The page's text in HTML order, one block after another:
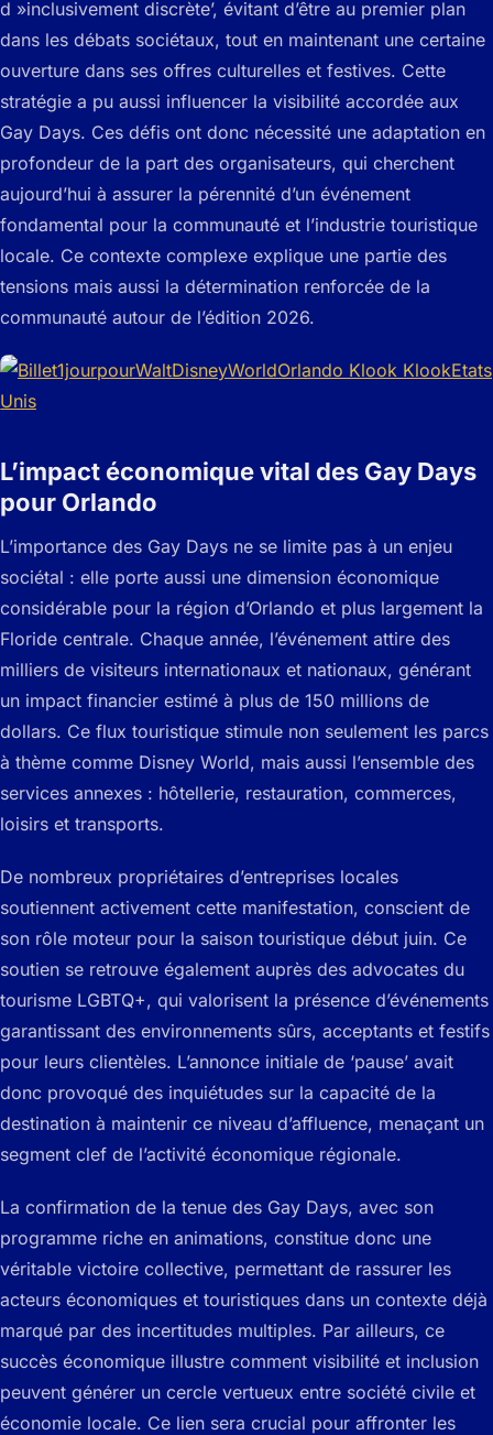
d »inclusivement discrète’, évitant d’être au premier plan
dans les débats sociétaux, tout en maintenant une certaine
ouverture dans ses offres culturelles et festives. Cette
stratégie a pu aussi influencer la visibilité accordée aux
Gay Days. Ces défis ont donc nécessité une adaptation en
profondeur de la part des organisateurs, qui cherchent
aujourd’hui à assurer la pérennité d’un événement
fondamental pour la communauté et l’industrie touristique
locale. Ce contexte complexe explique une partie des
tensions mais aussi la détermination renforcée de la
communauté autour de l’édition 2026.
L’impact économique vital des Gay Days
pour Orlando
L’importance des Gay Days ne se limite pas à un enjeu
sociétal : elle porte aussi une dimension économique
considérable pour la région d’Orlando et plus largement la
Floride centrale. Chaque année, l’événement attire des
milliers de visiteurs internationaux et nationaux, générant
un impact financier estimé à plus de 150 millions de
dollars. Ce flux touristique stimule non seulement les parcs
à thème comme Disney World, mais aussi l’ensemble des
services annexes : hôtellerie, restauration, commerces,
loisirs et transports.
De nombreux propriétaires d’entreprises locales
soutiennent activement cette manifestation, conscient de
son rôle moteur pour la saison touristique début juin. Ce
soutien se retrouve également auprès des advocates du
tourisme LGBTQ+, qui valorisent la présence d’événements
garantissant des environnements sûrs, acceptants et festifs
pour leurs clientèles. L’annonce initiale de ‘pause’ avait
donc provoqué des inquiétudes sur la capacité de la
destination à maintenir ce niveau d’affluence, menaçant un
segment clef de l’activité économique régionale.
La confirmation de la tenue des Gay Days, avec son
programme riche en animations, constitue donc une
véritable victoire collective, permettant de rassurer les
acteurs économiques et touristiques dans un contexte déjà
marqué par des incertitudes multiples. Par ailleurs, ce
succès économique illustre comment visibilité et inclusion
peuvent générer un cercle vertueux entre société civile et
économie locale. Ce lien sera crucial pour affronter les